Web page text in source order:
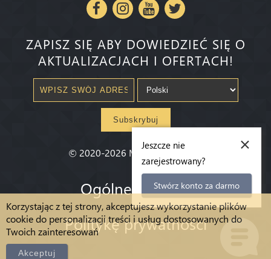
Korzystając z tej strony, akceptujesz wykorzystanie plików
cookie do personalizacji treści i usług dostosowanych do
Twoich zainteresowań
Akceptuj
ZAPISZ SIĘ ABY DOWIEDZIEĆ SIĘ O
AKTUALIZACJACH I OFERTACH!
Subskrybuj
© 2020-2026 Millenium State
Ogólne warunki
Politykę prywatności
×
Jeszcze nie
zarejestrowany?
Stwórz konto za darmo